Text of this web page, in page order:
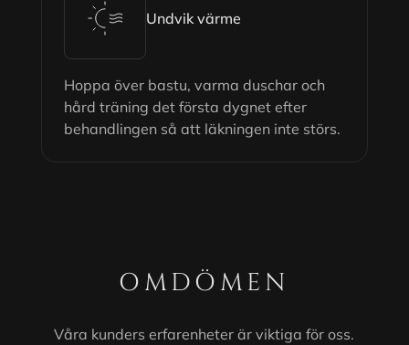
Undvik värme
Hoppa över bastu, varma duschar och
hård träning det första dygnet efter
behandlingen så att läkningen inte störs.
OMDÖMEN
Våra kunders erfarenheter är viktiga för oss.